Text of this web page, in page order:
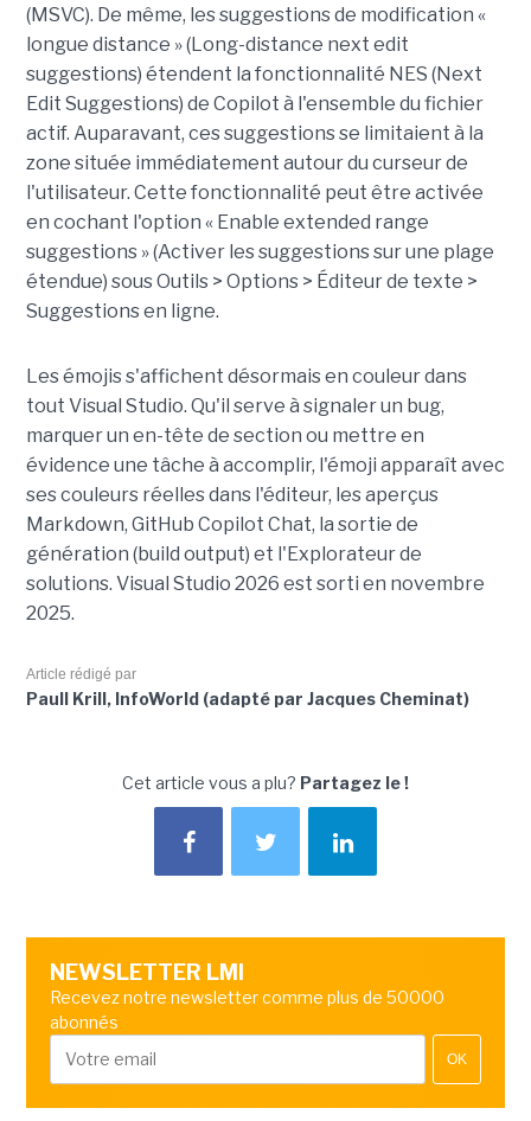
(MSVC). De même, les suggestions de modification «
longue distance » (Long-distance next edit
suggestions) étendent la fonctionnalité NES (Next
Edit Suggestions) de Copilot à l'ensemble du fichier
actif. Auparavant, ces suggestions se limitaient à la
zone située immédiatement autour du curseur de
l'utilisateur. Cette fonctionnalité peut être activée
en cochant l'option « Enable extended range
suggestions » (Activer les suggestions sur une plage
étendue) sous Outils > Options > Éditeur de texte >
Suggestions en ligne.
Les émojis s'affichent désormais en couleur dans
tout Visual Studio. Qu'il serve à signaler un bug,
marquer un en-tête de section ou mettre en
évidence une tâche à accomplir, l'émoji apparaît avec
ses couleurs réelles dans l'éditeur, les aperçus
Markdown, GitHub Copilot Chat, la sortie de
génération (build output) et l'Explorateur de
solutions. Visual Studio 2026 est sorti en novembre
2025.
Article rédigé par
Paull Krill, InfoWorld (adapté par Jacques Cheminat)
Cet article vous a plu? Partagez le !
NEWSLETTER LMI
Recevez notre newsletter comme plus de 50000
abonnés
OK